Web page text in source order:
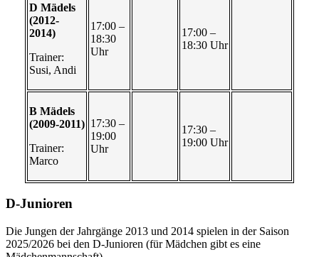
D Mädels
(2012-
2014)
Trainer:
Susi, Andi
17:00 –
18:30
Uhr
17:00 –
18:30 Uhr
B Mädels
(2009-2011)
Trainer:
Marco
17:30 –
19:00
Uhr
17:30 –
19:00 Uhr
D-Junioren
Die Jungen der Jahrgänge 2013 und 2014 spielen in der Saison
2025/2026 bei den D-Junioren (für Mädchen gibt es eine